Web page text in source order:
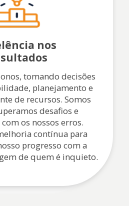
nos
tomando decisões
planejamento e
de recursos. Somos
desafios e
os nossos erros.
contínua para
progresso com a
de quem é inquieto.